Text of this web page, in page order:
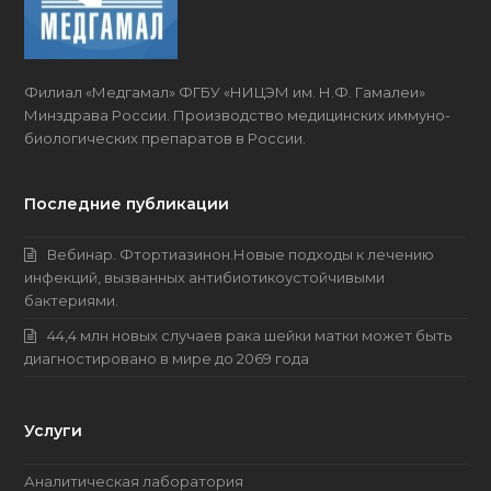
Филиал «Медгамал» ФГБУ «НИЦЭМ им. Н.Ф. Гамалеи»
Минздрава России. Производство медицинских имму­но­
биоло­гических препаратов в России.
Последние публикации
Вебинар. Фтортиазинон.Новые подходы к лечению
инфекций, вызванных антибиотикоустойчивыми
бактериями.
44,4 млн новых случаев рака шейки матки может быть
диагностировано в мире до 2069 года
Услуги
Аналитическая лаборатория